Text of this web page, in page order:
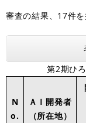
審査の結果、17件を
第2期ひ
N
o.
ＡＩ開発者
（所在地）